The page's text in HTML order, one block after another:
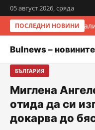
05 август 2026, сряда
ПОСЛЕДНИ НОВИНИ
Bulnews –
БЪЛГАРИЯ
Миглена
отида да си
докарва до